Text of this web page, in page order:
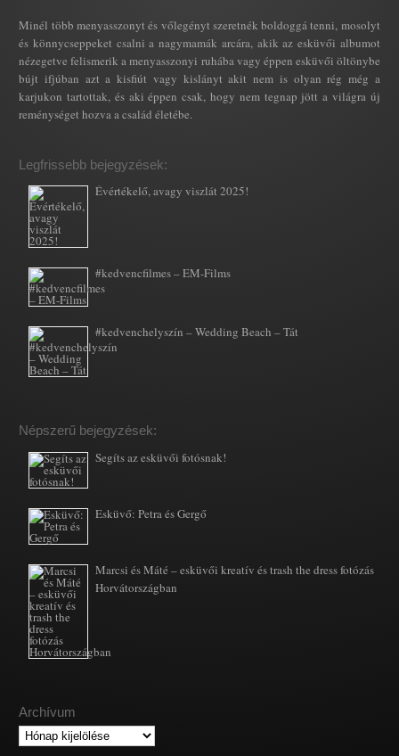
Minél több menyasszonyt és vőlegényt szeretnék boldoggá tenni, mosolyt
és könnycseppeket csalni a nagymamák arcára, akik az esküvői albumot
nézegetve felismerik a menyasszonyi ruhába vagy éppen esküvői öltönybe
bújt ifjúban azt a kisfiút vagy kislányt akit nem is olyan rég még a
karjukon tartottak, és aki éppen csak, hogy nem tegnap jött a világra új
reménységet hozva a család életébe.
Legfrissebb bejegyzések:
Évértékelő, avagy viszlát 2025!
#kedvencfilmes – EM-Films
#kedvenchelyszín – Wedding Beach – Tát
Népszerű bejegyzések:
Segíts az esküvői fotósnak!
Esküvő: Petra és Gergő
Marcsi és Máté – esküvői kreatív és trash the dress fotózás
Horvátországban
Archívum
Archívum